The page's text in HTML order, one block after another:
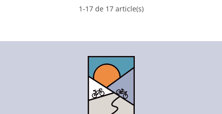
1-17 de 17 article(s)